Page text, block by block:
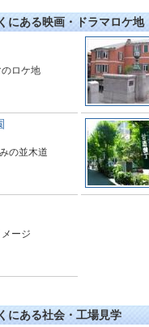
にある映画・ドラマロケ地
ロケ地
の並木道
ージ
にある社会・工場見学